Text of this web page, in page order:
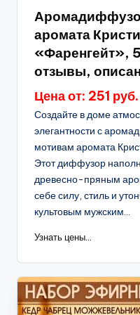
в
аромата
«Фаренгейт»,
отзывы,
Цена от: 251 руб.
Создайте в доме
элегантности с
мотивам аромата
Этот диффузор
древесно-пряным
себе силу, стиль и
культовым мужским...
Узнать цены...